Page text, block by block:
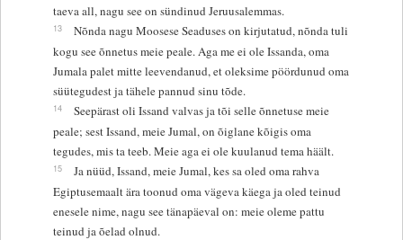
taeva all, nagu see on sündinud Jeruusalemmas.
13
Nõnda nagu Moosese Seaduses on kirjutatud, nõnda tuli
kogu see õnnetus meie peale. Aga me ei ole Issanda, oma
Jumala palet mitte leevendanud, et oleksime pöördunud oma
süütegudest ja tähele pannud sinu tõde.
14
Seepärast oli Issand valvas ja tõi selle õnnetuse meie
peale; sest Issand, meie Jumal, on õiglane kõigis oma
tegudes, mis ta teeb. Meie aga ei ole kuulanud tema häält.
15
Ja nüüd, Issand, meie Jumal, kes sa oled oma rahva
Egiptusemaalt ära toonud oma vägeva käega ja oled teinud
enesele nime, nagu see tänapäeval on: meie oleme pattu
teinud ja õelad olnud.